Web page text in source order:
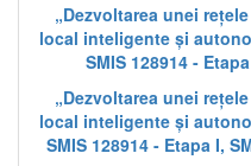
„Dezvoltarea unei
local inteligente și
SMIS 128914 -
„Dezvoltarea unei
local inteligente și
SMIS 128914 - Etapa I,